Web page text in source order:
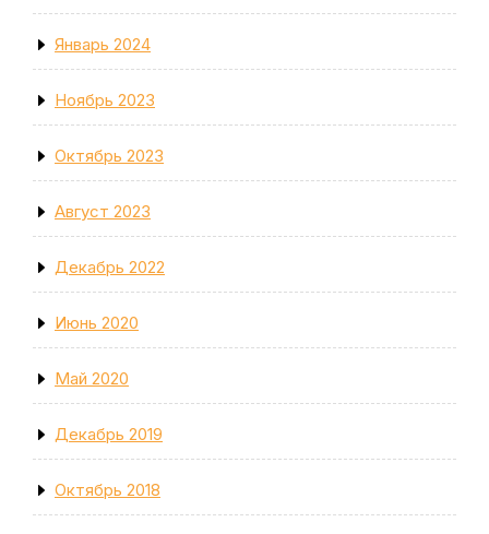
Январь 2024
Ноябрь 2023
Октябрь 2023
Август 2023
Декабрь 2022
Июнь 2020
Май 2020
Декабрь 2019
Октябрь 2018